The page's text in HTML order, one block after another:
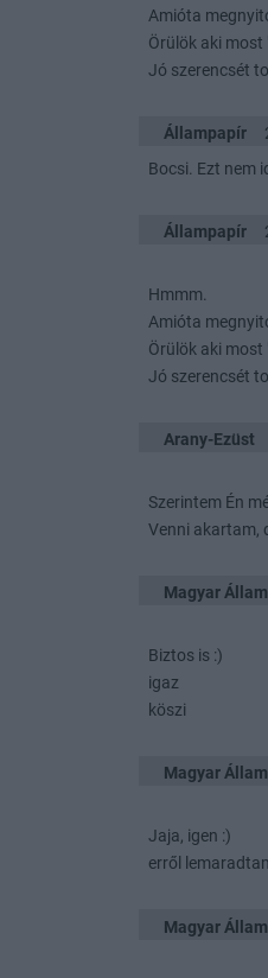
Amióta
Örülök aki
Jó szerencsét
Állampapír
Bocsi. Ezt nem
Állampapír
Hmmm.
Amióta
Örülök aki
Jó szerencsét
Arany-Ezüst
Szerintem Én
Venni akartam,
Magyar
Biztos is :)
igaz
köszi
Magyar
Jaja, igen :)
erről
Magyar